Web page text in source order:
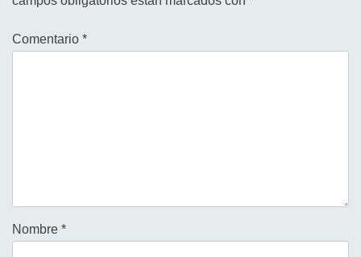
Comentario *
Nombre *